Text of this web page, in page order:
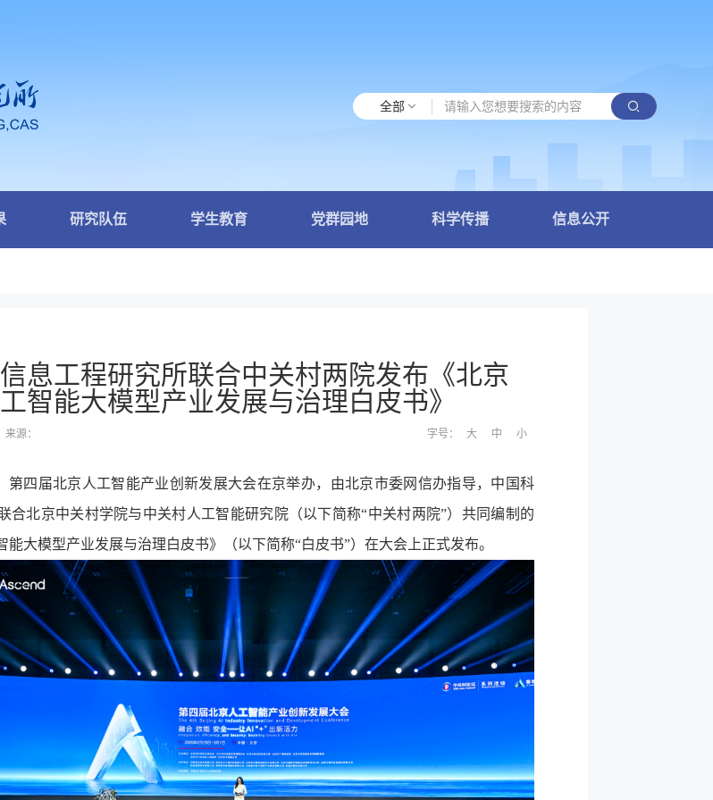
全部
研究队伍 学生教育 党群园地 科学传播 信息公开
息工程研究所联合中关村两院发布《北京
智能大模型产业发展与治理白皮书》
来源： 字号： 大 中 小
第四届北京人工智能产业创新发展大会在京举办，由北京市委网信办指导，中国科
合北京中关村学院与中关村人工智能研究院（以下简称“中关村两院”）共同编制的
能大模型产业发展与治理白皮书》（以下简称“白皮书”）在大会上正式发布。